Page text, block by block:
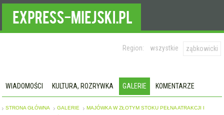
Region: wszystkie ząbkowicki
WIADOMOŚCI KULTURA, ROZRYWKA GALERIE KOMENTARZE
STRONA GŁÓWNA GALERIE
MAJÓWKA W ZŁOTYM STOKU PEŁNA ATRAKCJI I